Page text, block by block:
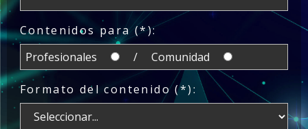
Contenidos para (*):
Profesionales
/ Comunidad
Formato del contenido (*):